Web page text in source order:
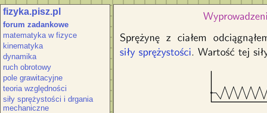
fizyka.pisz.pl
forum zadankowe
matematyka w fizyce
kinematyka
dynamika
ruch obrotowy
pole grawitacyjne
teoria względności
siły sprężystości i drgania
mechaniczne
Sprężynę z ciałem odciągnąłem na
siły sprężystości. Wartość siły F
sprężystości E_{ps1} równą pracy
trójkąta pod wykresem.